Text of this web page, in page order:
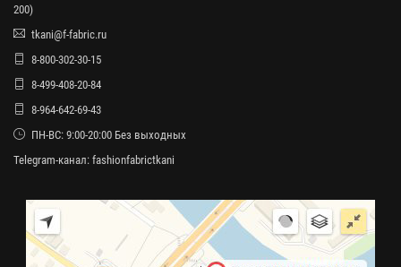
200)
tkani@f-fabric.ru
8-800-302-30-15
8-499-408-20-84
8-964-642-69-43
ПН-ВС: 9:00-20:00 Без выходных
Telegram-канал: fashionfabrictkani